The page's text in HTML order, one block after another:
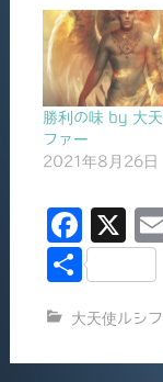
勝利の味 by 大
ファー
2021年8月26日
F
a
e
b
X
共
大天使ルシ